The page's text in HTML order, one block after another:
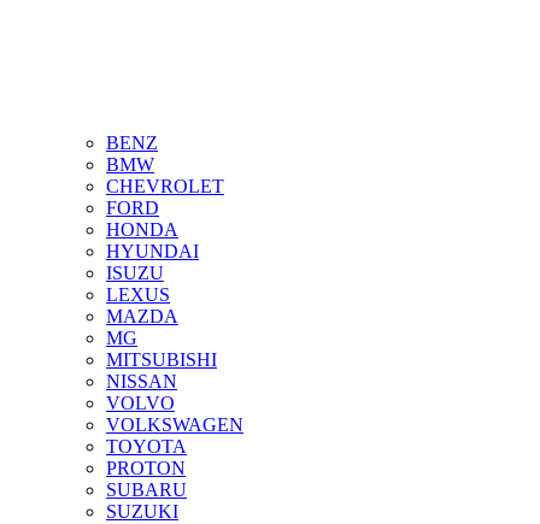
BENZ
BMW
CHEVROLET
FORD
HONDA
HYUNDAI
ISUZU
LEXUS
MAZDA
MG
MITSUBISHI
NISSAN
VOLVO
VOLKSWAGEN
TOYOTA
PROTON
SUBARU
SUZUKI